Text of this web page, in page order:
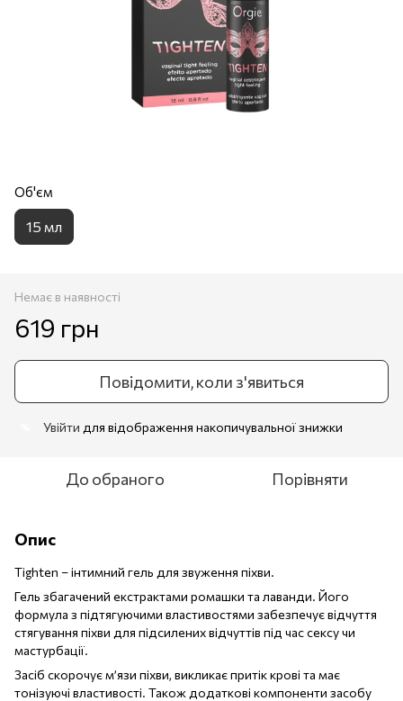
Об'єм
15 мл
Немає в наявності
619 грн
Повідомити, коли з'явиться
Увійти для відображення накопичувальної знижки
До обраного Порівняти
Опис
Tighten – інтимний гель для звуження піхви.
Гель збагачений екстрактами ромашки та лаванди. Його
формула з підтягуючими властивостями забезпечує відчуття
стягування піхви для підсилених відчуттів під час сексу чи
мастурбації.
Засіб скорочує м’язи піхви, викликає притік крові та має
тонізуючі властивості. Також додаткові компоненти засобу